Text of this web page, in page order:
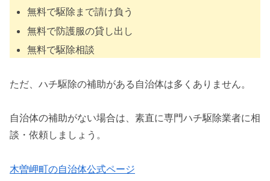
無料で駆除まで請け負う
無料で防護服の貸し出し
無料で駆除相談
ただ、ハチ駆除の補助がある自治体は多くありません。
自治体の補助がない場合は、素直に専門ハチ駆除業者に相
談・依頼しましょう。
木曽岬町の自治体公式ページ